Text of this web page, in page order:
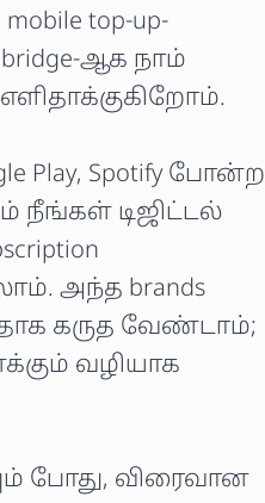
top-up-
ஆக நாம்
Play, Spotify போன்ற
நீங்கள் டிஜிட்டல்
அந்த brands
கருத வேண்டாம்;
வழியாக
போது, விரைவான